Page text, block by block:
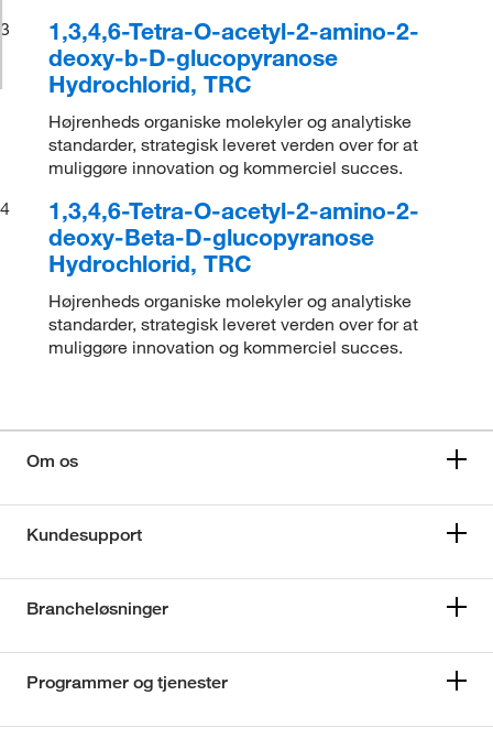
3
1,3,4,6-Tetra-O-acetyl-2-amino-2-
deoxy-b-D-glucopyranose
Hydrochlorid, TRC
Højrenheds organiske molekyler og analytiske
standarder, strategisk leveret verden over for at
muliggøre innovation og kommerciel succes.
4
1,3,4,6-Tetra-O-acetyl-2-amino-2-
deoxy-Beta-D-glucopyranose
Hydrochlorid, TRC
Højrenheds organiske molekyler og analytiske
standarder, strategisk leveret verden over for at
muliggøre innovation og kommerciel succes.
Om os
Kundesupport
Brancheløsninger
Programmer og tjenester